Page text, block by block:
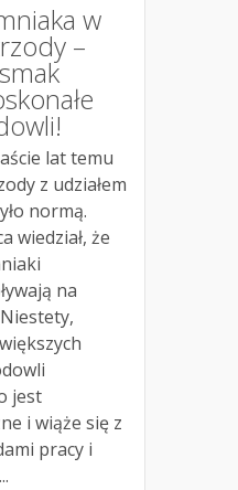
w
–
lat temu
z udziałem
normą.
wiedział, że
na
jest
i wiąże się z
pracy i